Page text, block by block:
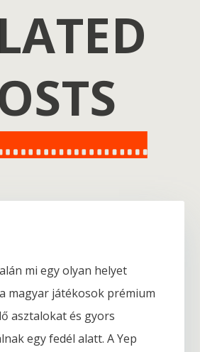
mi egy olyan helyet
magyar játékosok prémium
asztalokat és gyors
egy fedél alatt. A Yep